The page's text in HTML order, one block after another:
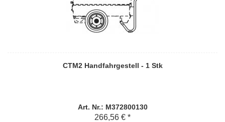
CTM2 Handfahrgestell - 1 Stk
Art. Nr.: M372800130
266,56 € *